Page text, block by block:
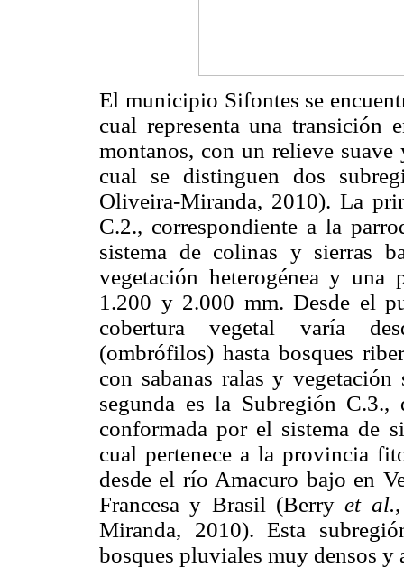
El municipio Sifontes se
cual representa una transición
montanos, con un relieve
cual se distinguen dos
Oliveira-Miranda, 2010). La
C.2., correspondiente a la
sistema de colinas y sierras
vegetación heterogénea y
1.200 y 2.000 mm. Desde el
cobertura vegetal varía
(ombrófilos) hasta bosques
con sabanas ralas y
segunda es la Subregión
conformada por el sistema de
cual pertenece a la provincia
desde el río Amacuro bajo en
Francesa y Brasil (Berryet al.
Miranda, 2010). Esta
bosques pluviales muy densos